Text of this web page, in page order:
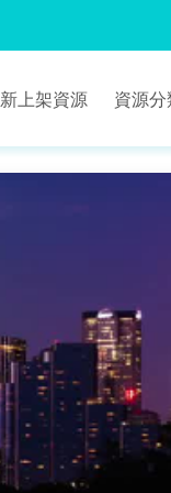
新上架資源 資源分